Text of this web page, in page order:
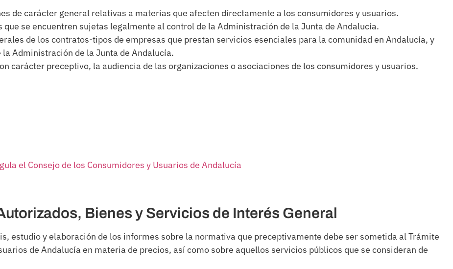
de carácter general relativas a materias que afecten directamente a los consumidores y usuarios.
se encuentren sujetas legalmente al control de la Administración de la Junta de Andalucía.
de los contratos-tipos de empresas que prestan servicios esenciales para la comunidad en Andalucía, y
Administración de la Junta de Andalucía.
carácter preceptivo, la audiencia de las organizaciones o asociaciones de los consumidores y usuarios.
el Consejo de los Consumidores y Usuarios de Andalucía
Bienes y Servicios de Interés General
estudio y elaboración de los informes sobre la normativa que preceptivamente debe ser sometida al Trámite
de Andalucía en materia de precios, así como sobre aquellos servicios públicos que se consideran de